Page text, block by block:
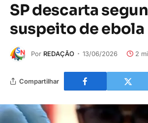
SP descarta
suspeito de ebola
Por REDAÇÃO 13/06/2026 2
Compartilhar